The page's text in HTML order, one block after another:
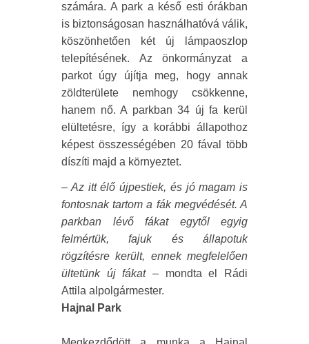
számára. A park a késő esti órákban
is biztonságosan használhatóvá válik,
köszönhetően két új lámpaoszlop
telepítésének. Az önkormányzat a
parkot úgy újítja meg, hogy annak
zöldterülete nemhogy csökkenne,
hanem nő. A parkban 34 új fa kerül
elültetésre, így a korábbi állapothoz
képest összességében 20 fával több
díszíti majd a környeztet.
– Az itt élő újpestiek, és jó magam is
fontosnak tartom a fák megvédését. A
parkban lévő fákat egytől egyig
felmértük, fajuk és állapotuk
rögzítésre került, ennek megfelelően
ültetünk új fákat– mondta el Rádi
Attila alpolgármester.
Hajnal Park